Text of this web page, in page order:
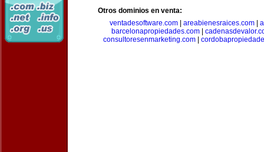
Otros dominios en venta:
ventadesoftware.com| areabienesraices.com|
barcelonapropiedades.com|
consultoresenmarketing.com